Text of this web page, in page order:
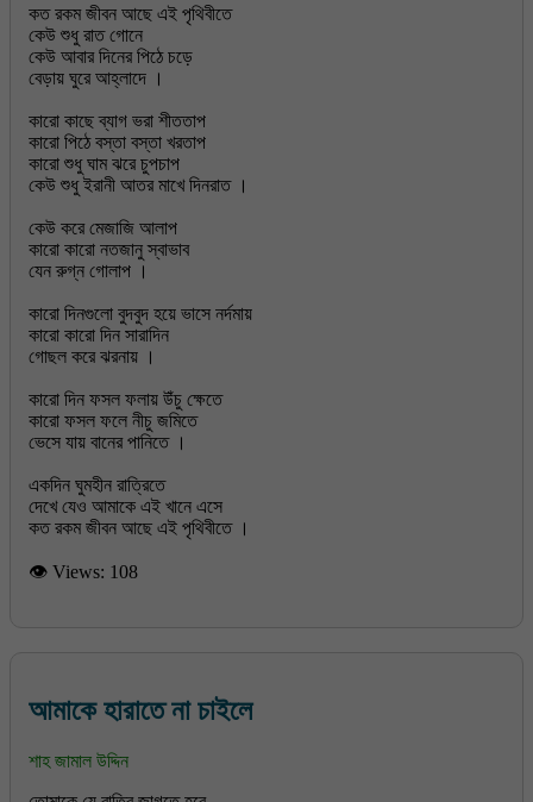
কত রকম জীবন আছে এই পৃথিবীতে
কেউ শুধু রাত গোনে
কেউ আবার দিনের পিঠে চড়ে
বেড়ায় ঘুরে আহ্লাদে ।
কারো কাছে ব্যাগ ভরা শীততাপ
কারো পিঠে বস্তা বস্তা খরতাপ
কারো শুধু ঘাম ঝরে চুপচাপ
কেউ শুধু ইরানী আতর মাখে দিনরাত ।
কেউ করে মেজাজি আলাপ
কারো কারো নতজানু স্বাভাব
যেন রুগ্ন গোলাপ ।
কারো দিনগুলো বুদবুদ হয়ে ভাসে নর্দমায়
কারো কারো দিন সারাদিন
গোছল করে ঝরনায় ।
কারো দিন ফসল ফলায় উঁচু ক্ষেতে
কারো ফসল ফলে নীচু জমিতে
ভেসে যায় বানের পানিতে ।
একদিন ঘুমহীন রাত্রিতে
দেখে যেও আমাকে এই খানে এসে
👁 Views: 108
আমাকে হারাতে না চাইলে
শাহ জামাল উদ্দিন